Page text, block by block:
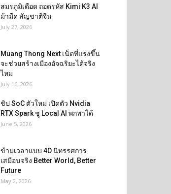
สมรภูมิเดือด ถอดรหัส Kimi K3 AI
ม้ามืด สัญชาติจีน
July 27, 2026
Muang Thong Next เน็ตที่แรงขึ้น
จะช่วยสร้างเมืองอัจฉริยะได้จริง
ไหม
July 16, 2026
ชิป SoC ตัวใหม่ เปิดตัว Nvidia
RTX Spark ชู Local AI พกพาได้
June 5, 2026
ข้ามเวลาแบบ 4D นิทรรศการ
เสมือนจริง Better World, Better
Future
May 2, 2026